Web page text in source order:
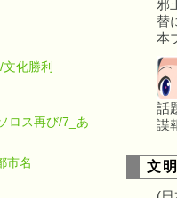
化勝利
ロス再び/7_あ
市名
邪
替
本
話
諜
文